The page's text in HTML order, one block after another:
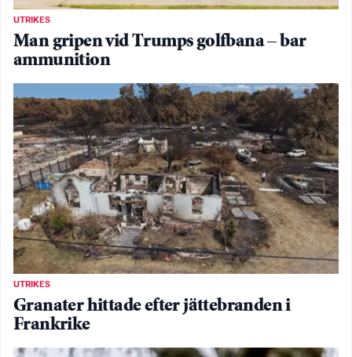
UTRIKES
Man gripen vid Trumps golfbana – bar
ammunition
UTRIKES
Granater hittade efter jättebranden i
Frankrike